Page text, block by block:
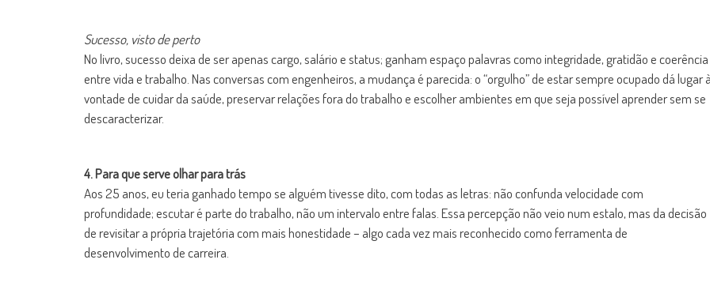
Sucesso, visto de perto
No livro, sucesso deixa de ser apenas cargo, salário e status; ganham espaço palavras como integridade, gratidão e coerência
entre vida e trabalho. Nas conversas com engenheiros, a mudança é parecida: o “orgulho” de estar sempre ocupado dá lugar
vontade de cuidar da saúde, preservar relações fora do trabalho e escolher ambientes em que seja possível aprender sem se
descaracterizar.
4. Para que serve olhar para trás
Aos 25 anos, eu teria ganhado tempo se alguém tivesse dito, com todas as letras: não confunda velocidade com
profundidade; escutar é parte do trabalho, não um intervalo entre falas. Essa percepção não veio num estalo, mas da decisão
de revisitar a própria trajetória com mais honestidade – algo cada vez mais reconhecido como ferramenta de
desenvolvimento de carreira.